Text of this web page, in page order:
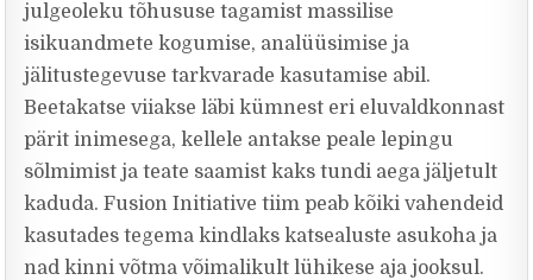
julgeoleku tõhususe tagamist massilise
isikuandmete kogumise, analüüsimise ja
jälitustegevuse tarkvarade kasutamise abil.
Beetakatse viiakse läbi kümnest eri eluvaldkonnast
pärit inimesega, kellele antakse peale lepingu
sõlmimist ja teate saamist kaks tundi aega jäljetult
kaduda. Fusion Initiative tiim peab kõiki vahendeid
kasutades tegema kindlaks katsealuste asukoha ja
nad kinni võtma võimalikult lühikese aja jooksul.